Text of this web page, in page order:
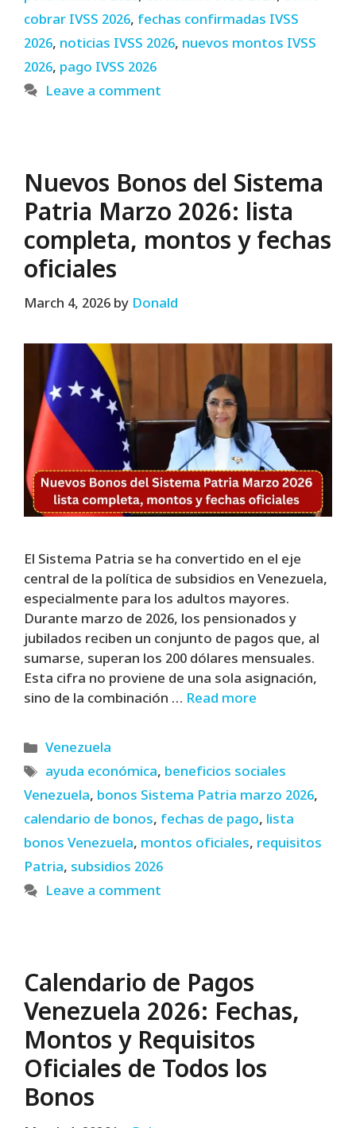
cobrar IVSS 2026, fechas confirmadas IVSS
2026, noticias IVSS 2026, nuevos montos IVSS
2026, pago IVSS 2026
Leave a comment
Nuevos Bonos del Sistema
Patria Marzo 2026: lista
completa, montos y fechas
oficiales
March 4, 2026 by Donald
El Sistema Patria se ha convertido en el eje
central de la política de subsidios en Venezuela,
especialmente para los adultos mayores.
Durante marzo de 2026, los pensionados y
jubilados reciben un conjunto de pagos que, al
sumarse, superan los 200 dólares mensuales.
Esta cifra no proviene de una sola asignación,
sino de la combinación … Read more
Categories
Venezuela
Tags
ayuda económica, beneficios sociales
Venezuela, bonos Sistema Patria marzo 2026,
calendario de bonos, fechas de pago, lista
bonos Venezuela, montos oficiales, requisitos
Patria, subsidios 2026
Leave a comment
Calendario de Pagos
Venezuela 2026: Fechas,
Montos y Requisitos
Oficiales de Todos los
Bonos